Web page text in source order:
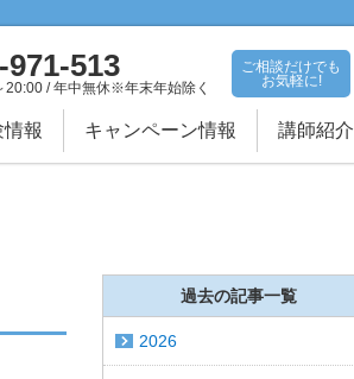
971-513
20:00 / 年中無休※年末年始除く
ご相談だけでも
お気軽に!
報 キャンペーン情報 講師紹介
過去の記事一覧
2026